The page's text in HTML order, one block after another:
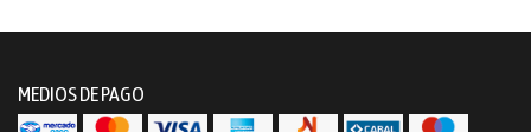
MEDIOS DE PAGO